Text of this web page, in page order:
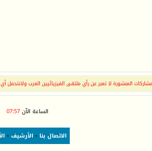
المنشورة لا تعبر عن رأي ملتقى الفيزيائيين العرب
الساعة الآن07:57
الاتصال بنا - الأرشيف-